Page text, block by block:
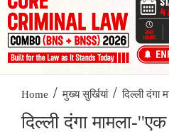
Home / मुख्य सुर्खियां / दिल्ली दंगा
दिल्ली दंगा मामला-''एक